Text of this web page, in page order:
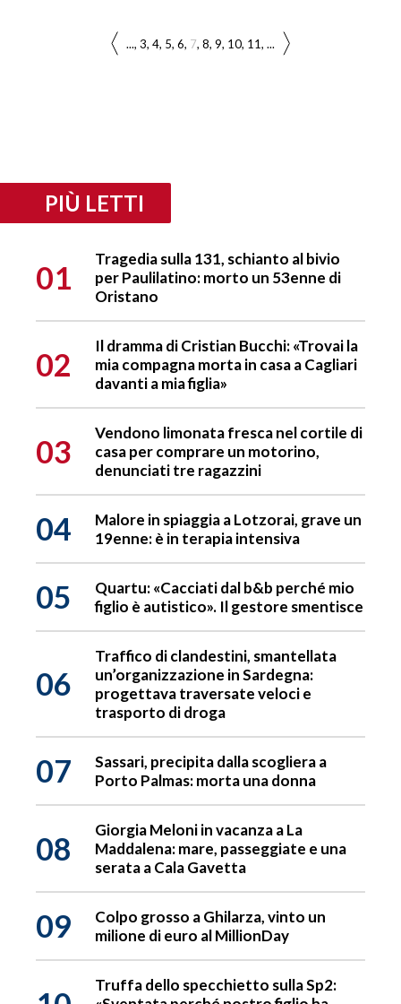
... 3 4 5 6 7 8 9 10 11 ...
PIÙ LETTI
01
Tragedia sulla 131, schianto al bivio
per Paulilatino: morto un 53enne di
Oristano
02
Il dramma di Cristian Bucchi: «Trovai la
mia compagna morta in casa a Cagliari
davanti a mia figlia»
03
Vendono limonata fresca nel cortile di
casa per comprare un motorino,
denunciati tre ragazzini
04
Malore in spiaggia a Lotzorai, grave un
19enne: è in terapia intensiva
05
Quartu: «Cacciati dal b&b perché mio
figlio è autistico». Il gestore smentisce
06
Traffico di clandestini, smantellata
un’organizzazione in Sardegna:
progettava traversate veloci e
trasporto di droga
07
Sassari, precipita dalla scogliera a
Porto Palmas: morta una donna
08
Giorgia Meloni in vacanza a La
Maddalena: mare, passeggiate e una
serata a Cala Gavetta
09
Colpo grosso a Ghilarza, vinto un
milione di euro al MillionDay
Truffa dello specchietto sulla Sp2: